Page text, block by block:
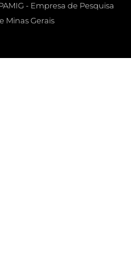
- Empresa de Pesquisa
Minas Gerais